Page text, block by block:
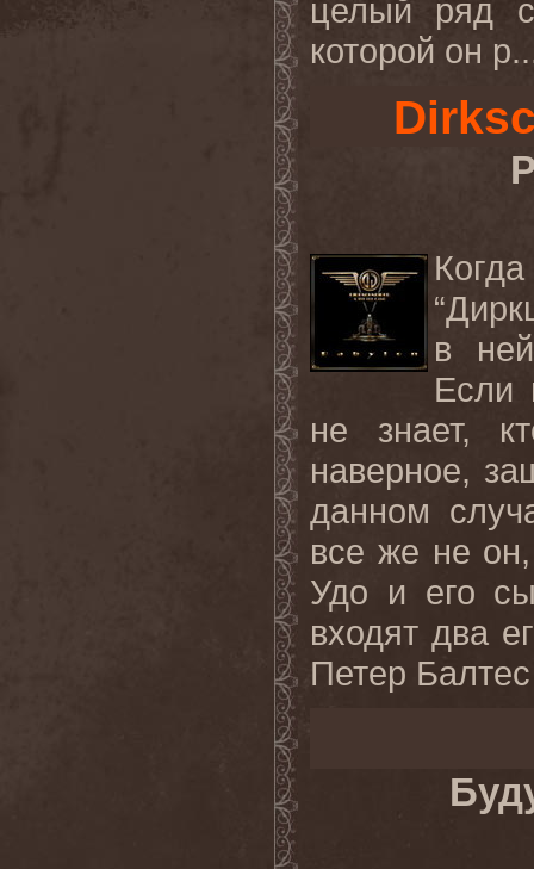
целый ряд
которой он
в
Если
не знает,
наверное,
данном
все же не
Удо и его
входят два
Петер